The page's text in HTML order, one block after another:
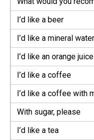
I’d like a beer
I’d like a min­er­al water
I’d like an orange juice
I’d like a coffee
I’d like a cof­fee with
With sug­ar, please
I’d like a tea